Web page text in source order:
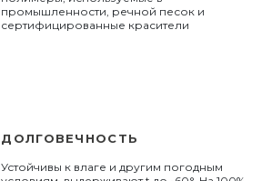
промышленности, речной песок и
сертифицированные красители
ДОЛГОВЕЧНОСТЬ
Устойчивы к влаге и другим погодным